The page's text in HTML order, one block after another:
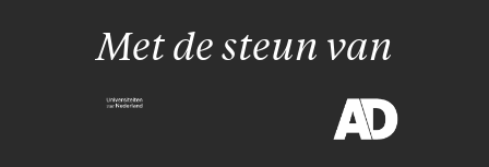
Met de steun van